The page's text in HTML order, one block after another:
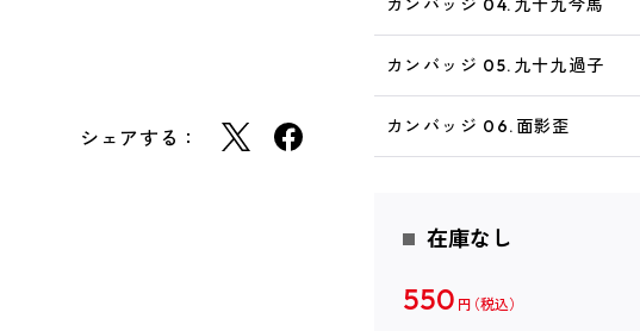
シェアする：
カンバッジ 04.九十九今馬
カンバッジ 05.九十九過子
カンバッジ 06.面影歪
在庫なし
550 円